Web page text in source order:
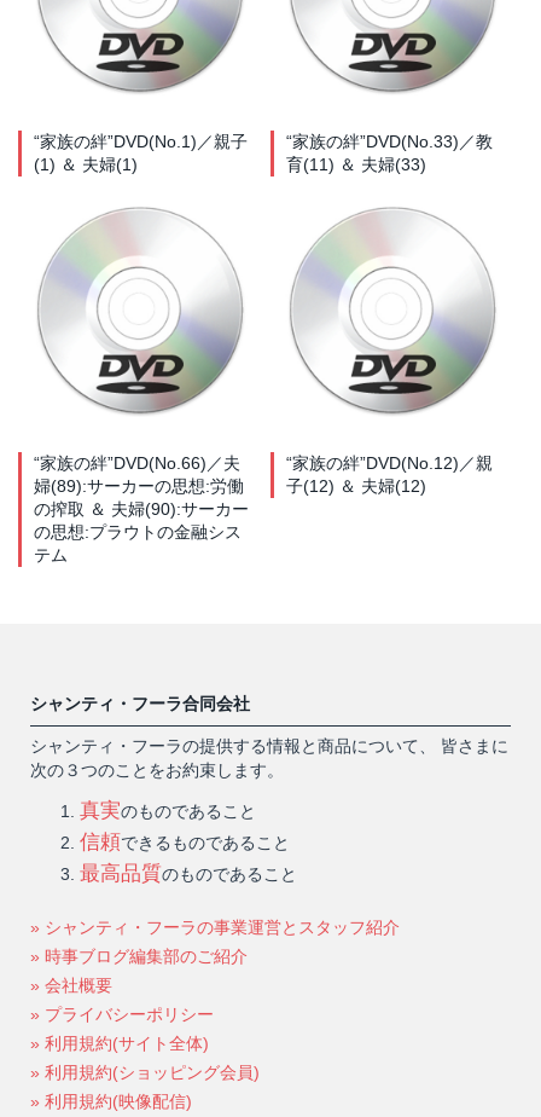
“家族の絆”DVD(No.1)／親子
(1) ＆ 夫婦(1)
“家族の絆”DVD(No.33)／教
育(11) ＆ 夫婦(33)
“家族の絆”DVD(No.66)／夫
婦(89):サーカーの思想:労働
の搾取 ＆ 夫婦(90):サーカー
の思想:プラウトの金融シス
テム
“家族の絆”DVD(No.12)／親
子(12) ＆ 夫婦(12)
シャンティ・フーラ合同会社
シャンティ・フーラの提供する情報と商品について、 皆さまに
次の３つのことをお約束します。
真実のものであること
信頼できるものであること
最高品質のものであること
» シャンティ・フーラの事業運営とスタッフ紹介
» 時事ブログ編集部のご紹介
» 会社概要
» プライバシーポリシー
» 利用規約(サイト全体)
» 利用規約(ショッピング会員)
» 利用規約(映像配信)